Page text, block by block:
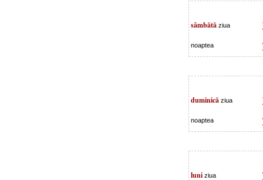
sâmbătă ziua
noaptea
duminică ziua
noaptea
luni ziua